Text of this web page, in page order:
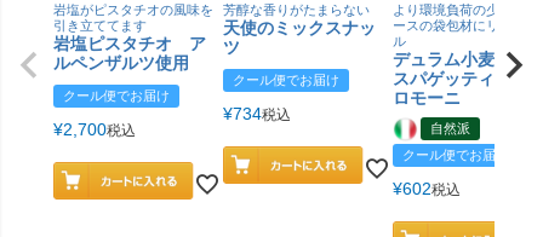
岩塩がピスタチオの風味を
引き立ててます
岩塩ピスタチオ ア
ルペンザルツ使用
クール便でお届け
¥2,700税込
芳醇な香りがたまらない
天使のミックスナッ
ツ
クール便でお届け
¥734税込
より環境負荷の少ない紙
ースの袋包材にリニュー
ル
デュラム小麦 有
スパゲッティ／ジ
ロモーニ
自然派
クール便でお届け
¥602税込